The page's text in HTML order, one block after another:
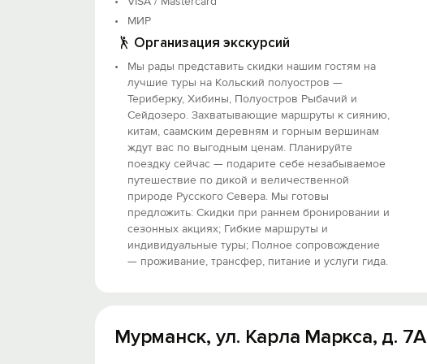
МИР
Организация экскурсий
Мы рады представить скидки нашим гостям на
лучшие туры на Кольский полуостров —
Териберку, Хибины, Полуостров Рыбачий и
Сейдозеро. Захватывающие маршруты к сиянию,
китам, саамским деревням и горным вершинам
ждут вас по выгодным ценам. Планируйте
поездку сейчас — подарите себе незабываемое
путешествие по дикой и величественной
природе Русского Севера. Мы готовы
предложить: Скидки при раннем бронировании и
сезонных акциях; Гибкие маршруты и
индивидуальные туры; Полное сопровождение
— проживание, трансфер, питание и услуги гида.
Мурманск, ул. Карла Маркса, д. 7А